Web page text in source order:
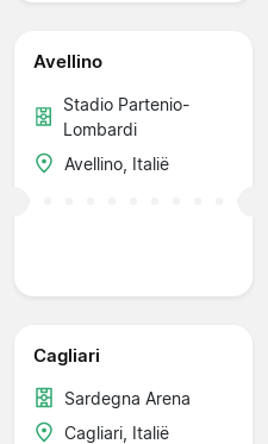
Avellino
Stadio Partenio-
Lombardi
Avellino, Italië
Cagliari
Sardegna Arena
Cagliari, Italië